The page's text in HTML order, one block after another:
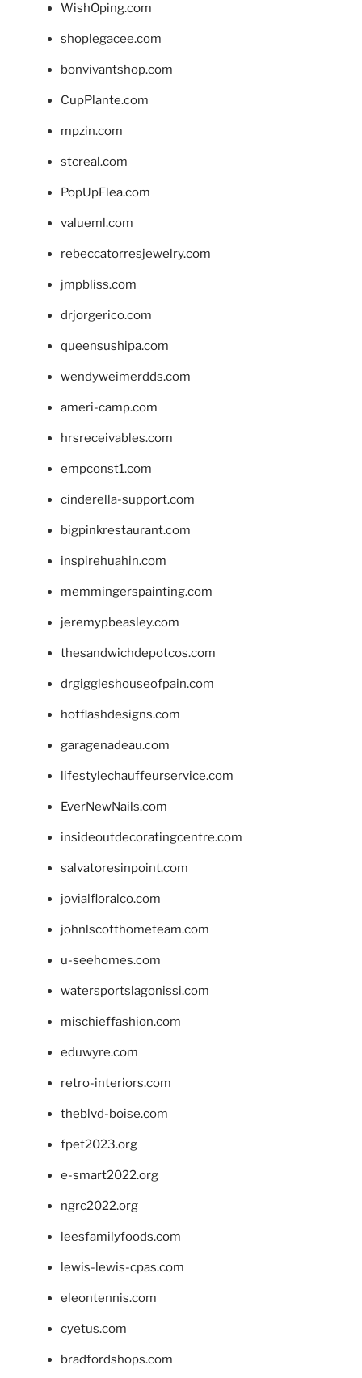
WishOping.com
shoplegacee.com
bonvivantshop.com
CupPlante.com
mpzin.com
stcreal.com
PopUpFlea.com
valueml.com
rebeccatorresjewelry.com
jmpbliss.com
drjorgerico.com
queensushipa.com
wendyweimerdds.com
ameri-camp.com
hrsreceivables.com
empconst1.com
cinderella-support.com
bigpinkrestaurant.com
inspirehuahin.com
memmingerspainting.com
jeremypbeasley.com
thesandwichdepotcos.com
drgiggleshouseofpain.com
hotflashdesigns.com
garagenadeau.com
lifestylechauffeurservice.com
EverNewNails.com
insideoutdecoratingcentre.com
salvatoresinpoint.com
jovialfloralco.com
johnlscotthometeam.com
u-seehomes.com
watersportslagonissi.com
mischieffashion.com
eduwyre.com
retro-interiors.com
theblvd-boise.com
fpet2023.org
e-smart2022.org
ngrc2022.org
leesfamilyfoods.com
lewis-lewis-cpas.com
eleontennis.com
cyetus.com
bradfordshops.com